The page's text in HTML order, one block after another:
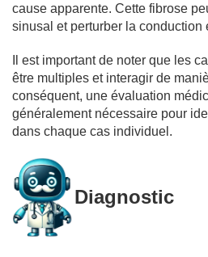
cause apparente. Cette fibrose
sinusal et perturber la conduction
Il est important de noter que les
être multiples et interagir de
conséquent, une évaluation
généralement nécessaire pour
dans chaque cas individuel.
Diagnostic